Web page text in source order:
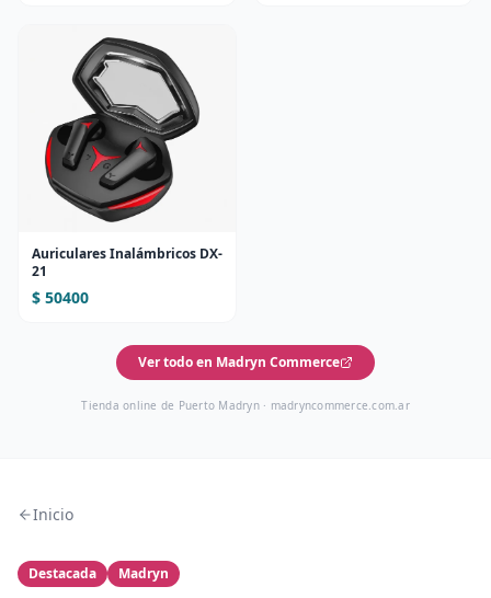
Auriculares Inalámbricos DX-
21
$ 50400
Ver todo en Madryn Commerce
Tienda online de Puerto Madryn · madryncommerce.com.ar
Inicio
Destacada Madryn